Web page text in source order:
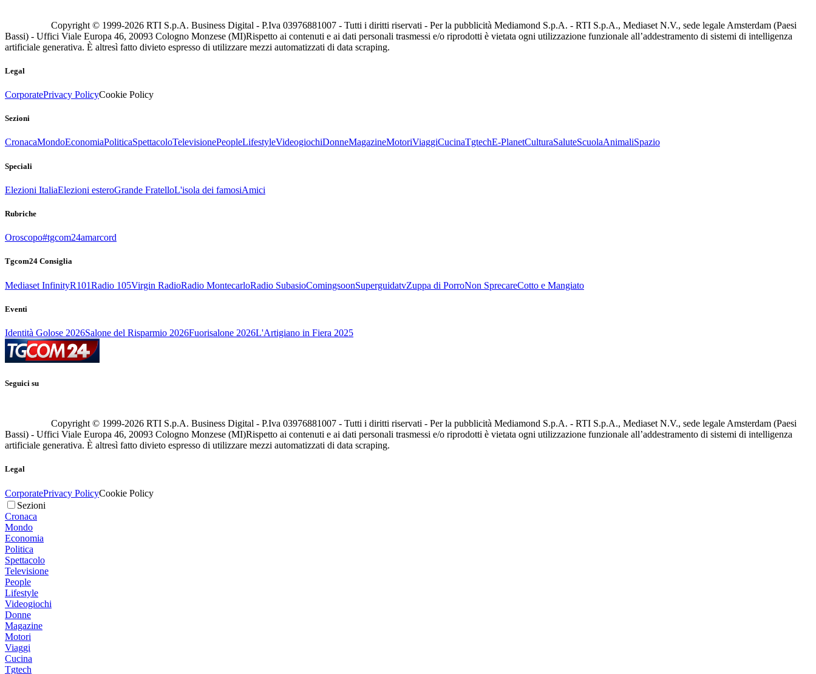
Copyright © 1999-2026 RTI S.p.A. Business Digital - P.Iva 03976881007 - Tutti i diritti riservati - Per la pubblicità Mediamond S.p.A. - RTI S.p.A., Mediaset N.V., sede legale Amsterdam (Paesi
Bassi) - Uffici Viale Europa 46, 20093 Cologno Monzese (MI)Rispetto ai contenuti e ai dati personali trasmessi e/o riprodotti è vietata ogni utilizzazione funzionale all’addestramento di sistemi di intelligenza
artificiale generativa. È altresì fatto divieto espresso di utilizzare mezzi automatizzati di data scraping.
Legal
CorporatePrivacy PolicyCookie Policy
Sezioni
CronacaMondoEconomiaPoliticaSpettacoloTelevisionePeopleLifestyleVideogiochiDonneMagazineMotoriViaggiCucinaTgtechE-PlanetCulturaSaluteScuolaAnimaliSpazio
Speciali
Elezioni ItaliaElezioni esteroGrande FratelloL'isola dei famosiAmici
Rubriche
Oroscopo#tgcom24amarcord
Tgcom24 Consiglia
Mediaset InfinityR101Radio 105Virgin RadioRadio MontecarloRadio SubasioComingsoonSuperguidatvZuppa di PorroNon SprecareCotto e Mangiato
Eventi
Identità Golose 2026Salone del Risparmio 2026Fuorisalone 2026L'Artigiano in Fiera 2025
Seguici su
Copyright © 1999-2026 RTI S.p.A. Business Digital - P.Iva 03976881007 - Tutti i diritti riservati - Per la pubblicità Mediamond S.p.A. - RTI S.p.A., Mediaset N.V., sede legale Amsterdam (Paesi
Bassi) - Uffici Viale Europa 46, 20093 Cologno Monzese (MI)Rispetto ai contenuti e ai dati personali trasmessi e/o riprodotti è vietata ogni utilizzazione funzionale all’addestramento di sistemi di intelligenza
artificiale generativa. È altresì fatto divieto espresso di utilizzare mezzi automatizzati di data scraping.
Legal
CorporatePrivacy PolicyCookie Policy
Sezioni
Cronaca
Mondo
Economia
Politica
Spettacolo
Televisione
People
Lifestyle
Videogiochi
Donne
Magazine
Motori
Viaggi
Cucina
Tgtech